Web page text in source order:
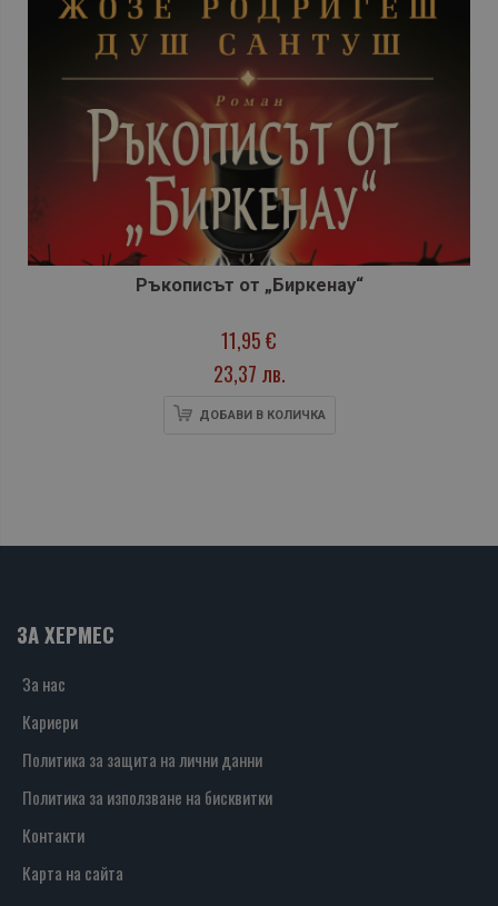
Ръкописът от „Биркенау“
11,95 €
23,37 лв.
ДОБАВИ В КОЛИЧКА
ЗА ХЕРМЕС
За нас
Кариери
Политика за защита на лични данни
Политика за използване на бисквитки
Контакти
Карта на сайта